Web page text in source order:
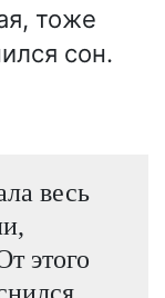
тоже
сон.
весь
этого